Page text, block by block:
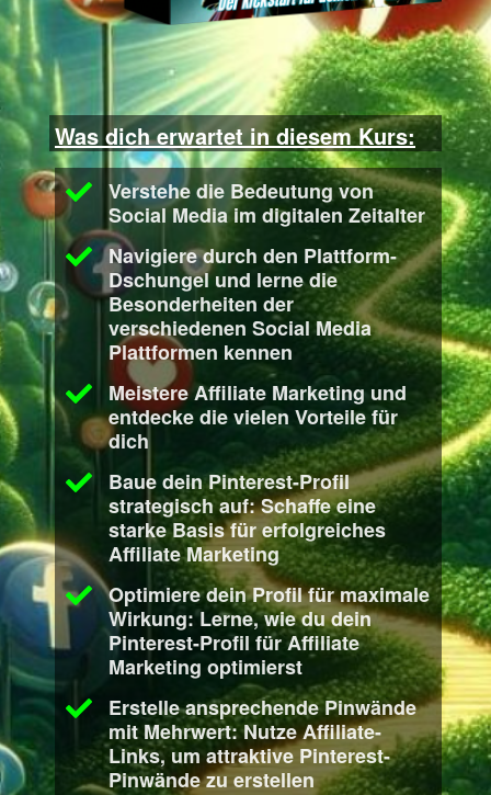
Was dich erwartet in diesem Kurs:
Verstehe die Bedeutung von
Social Media im digitalen Zeitalter
Navigiere durch den Plattform-
Dschungel und lerne die
Besonderheiten der
verschiedenen Social Media
Plattformen kennen
Meistere Affiliate Marketing und
entdecke die vielen Vorteile für
dich
Baue dein Pinterest-Profil
strategisch auf: Schaffe eine
starke Basis für erfolgreiches
Affiliate Marketing
Optimiere dein Profil für maximale
Wirkung: Lerne, wie du dein
Pinterest-Profil für Affiliate
Marketing optimierst
Erstelle ansprechende Pinwände
mit Mehrwert: Nutze Affiliate-
Links, um attraktive Pinterest-
Pinwände zu erstellen